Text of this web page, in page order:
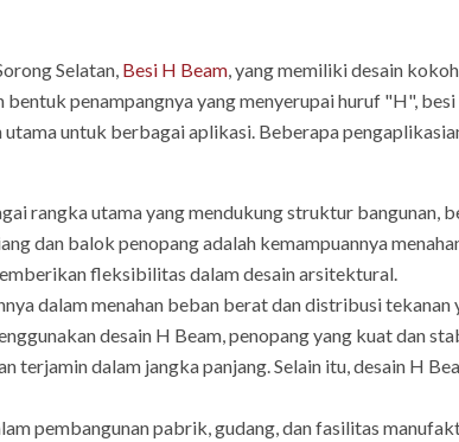
Selatan, Besi H Beam, yang memiliki desain
penampangnya yang menyerupai huruf "H",
untuk berbagai aplikasi. Beberapa
rangka utama yang mendukung struktur bangunan,
dan balok penopang adalah kemampuannya
fleksibilitas dalam desain arsitektural.
dalam menahan beban berat dan distribusi tekanan
desain H Beam, penopang yang kuat dan
terjamin dalam jangka panjang. Selain itu, desain H
pembangunan pabrik, gudang, dan fasilitas